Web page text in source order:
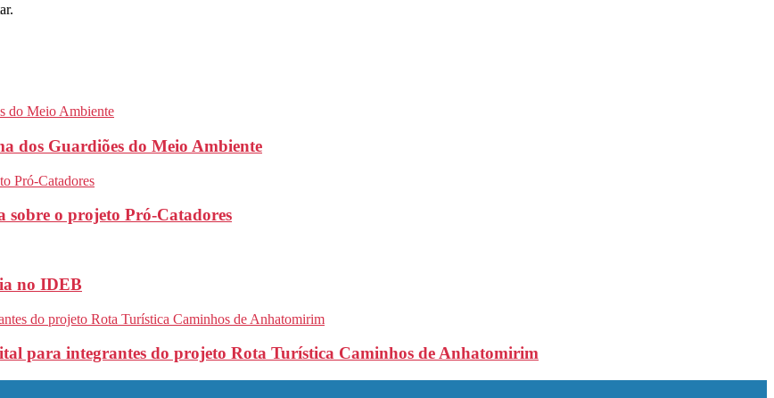
dos Guardiões do Meio Ambiente
sobre o projeto Pró-Catadores
no IDEB
para integrantes do projeto Rota Turística Caminhos de Anhatomirim